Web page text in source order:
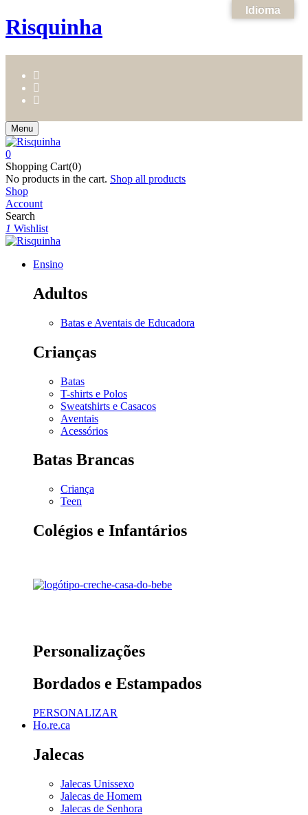
Risquinha
Menu
0
Shopping Cart(0)
No products in the cart. Shop all products
Shop
Account
Search
1 Wishlist
Ensino
Adultos
Batas e Aventais de Educadora
Crianças
Batas
T-shirts e Polos
Sweatshirts e Casacos
Aventais
Acessórios
Batas Brancas
Criança
Teen
Colégios e Infantários
Personalizações
Bordados e Estampados
PERSONALIZAR
Ho.re.ca
Jalecas
Jalecas Unissexo
Jalecas de Homem
Jalecas de Senhora
Idioma